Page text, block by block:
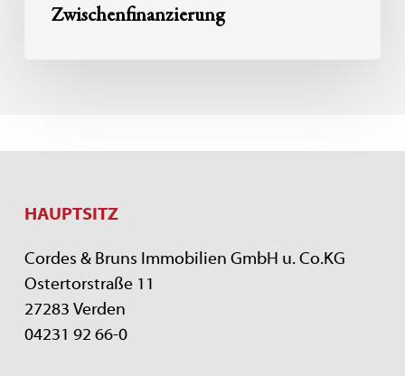
Zwischenfinanzierung
HAUPTSITZ
Cordes & Bruns Immobilien GmbH u. Co.KG
Ostertorstraße 11
27283 Verden
04231 92 66-0